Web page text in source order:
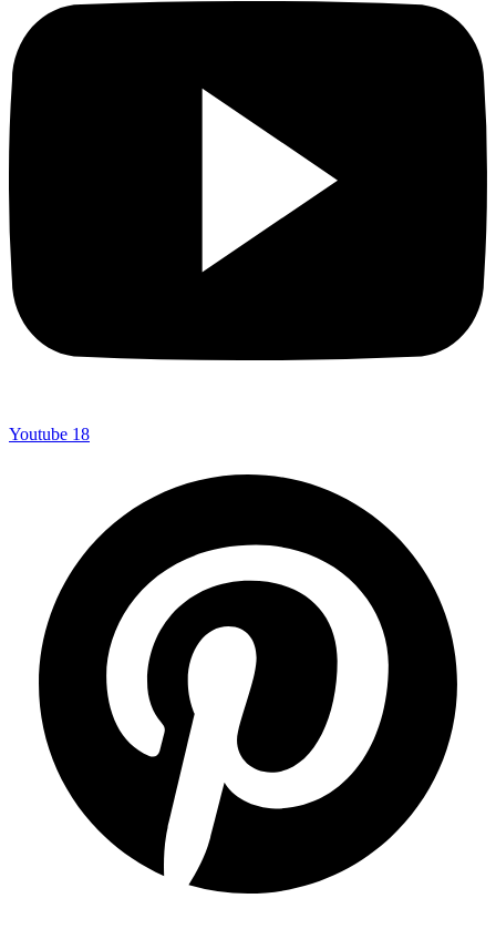
Youtube 18